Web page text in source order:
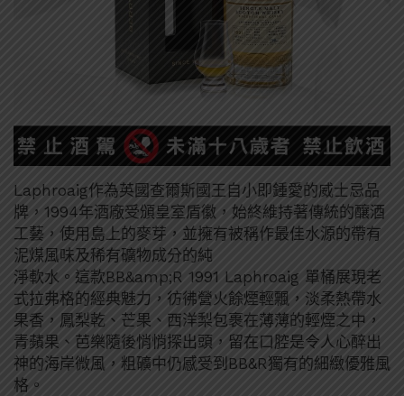
Laphroaig作為英國查爾斯國王自小即鍾愛的威士忌品
牌，1994年酒廠受頒皇室盾徽，始終維持著傳統的釀酒
工藝，使用島上的麥芽，並擁有被稱作最佳水源的帶有
泥煤風味及稀有礦物成分的純
淨軟水。這款BB&amp;R 1991 Laphroaig 單桶展現老
式拉弗格的經典魅力，彷彿營火餘煙輕飄，淡柔熱帶水
果香，鳳梨乾、芒果、西洋梨包裹在薄薄的輕煙之中，
青蘋果、芭樂隨後悄悄探出頭，留在口腔是令人心醉出
神的海岸微風，粗礦中仍感受到BB&R獨有的細緻優雅風
格。